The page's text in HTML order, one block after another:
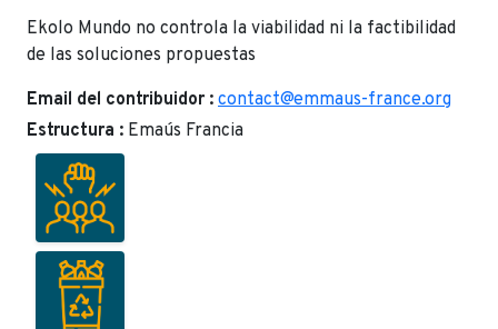
Ekolo Mundo no controla la viabilidad ni la factibilidad
de las soluciones propuestas
Email del contribuidor : contact@emmaus-france.org
Estructura : Emaús Francia